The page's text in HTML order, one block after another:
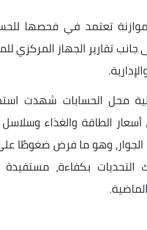
تعتمد في فحصها
جانب تقارير الجهاز
محل الحسابات شهدت
أسعار الطاقة والغذاء
وهو ما فرض ضغوطًا
بكفاءة، مستفيدة